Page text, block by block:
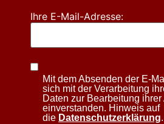
Ihre E-Mail-Adresse:
Mit dem Absenden der E-
sich mit der Verarbeitung
Daten zur Bearbeitung ihrer
einverstanden. Hinweis auf
die Datenschutzerklärung.